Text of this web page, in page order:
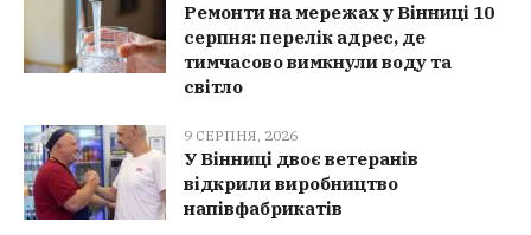
Ремонти на мережах у Вінниці 10
серпня: перелік адрес, де
тимчасово вимкнули воду та
світло
9 СЕРПНЯ, 2026
У Вінниці двоє ветеранів
відкрили виробництво
напівфабрикатів